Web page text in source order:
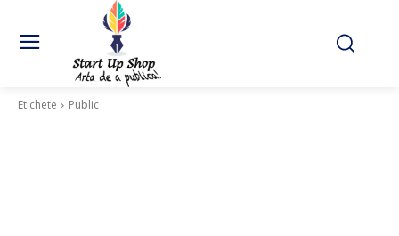
Etichete Public